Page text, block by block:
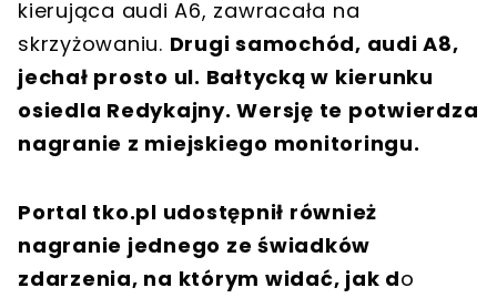
kierująca audi A6, zawracała na
skrzyżowaniu. Drugi samochód, audi A8,
jechał prosto ul. Bałtycką w kierunku
osiedla Redykajny. Wersję te potwierdza
nagranie z miejskiego monitoringu.
Portal tko.pl udostępnił również
nagranie jednego ze świadków
zdarzenia, na którym widać, jak do